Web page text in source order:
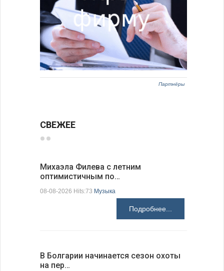
Партнёры
СВЕЖЕЕ
Михаэла Филева с летним
оптимистичным по…
08-08-2026 Hits:73 Музыка
Подробнее...
В Болгарии начинается сезон охоты
на пер…